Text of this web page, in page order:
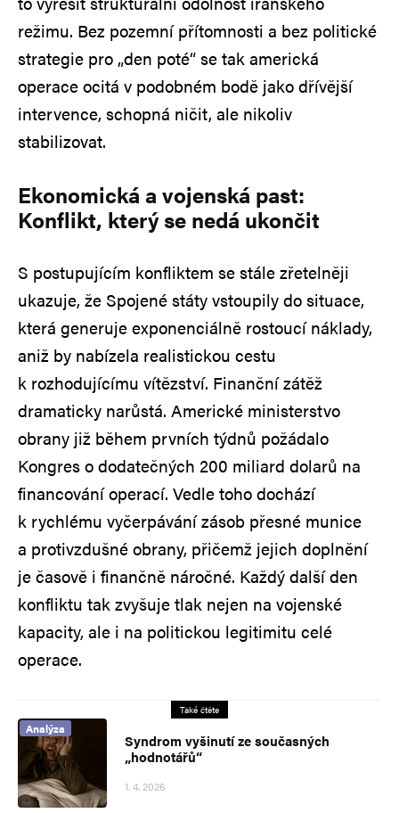
režimu. Bez pozemní přítomnosti a bez politické
strategie pro „den poté“ se tak americká
operace ocitá v podobném bodě jako dřívější
intervence, schopná ničit, ale nikoliv
stabilizovat.
Ekonomická a vojenská past:
Konflikt, který se nedá ukončit
S postupujícím konfliktem se stále zřetelněji
ukazuje, že Spojené státy vstoupily do situace,
která generuje exponenciálně rostoucí náklady,
aniž by nabízela realistickou cestu
k rozhodujícímu vítězství. Finanční zátěž
dramaticky narůstá. Americké ministerstvo
obrany již během prvních týdnů požádalo
Kongres o dodatečných 200 miliard dolarů na
financování operací. Vedle toho dochází
k rychlému vyčerpávání zásob přesné munice
a protivzdušné obrany, přičemž jejich doplnění
je časově i finančně náročné. Každý další den
konfliktu tak zvyšuje tlak nejen na vojenské
kapacity, ale i na politickou legitimitu celé
operace.
Také čtěte
Analýza
Syndrom vyšinutí ze současných
„hodnotářů“
1. 4. 2026